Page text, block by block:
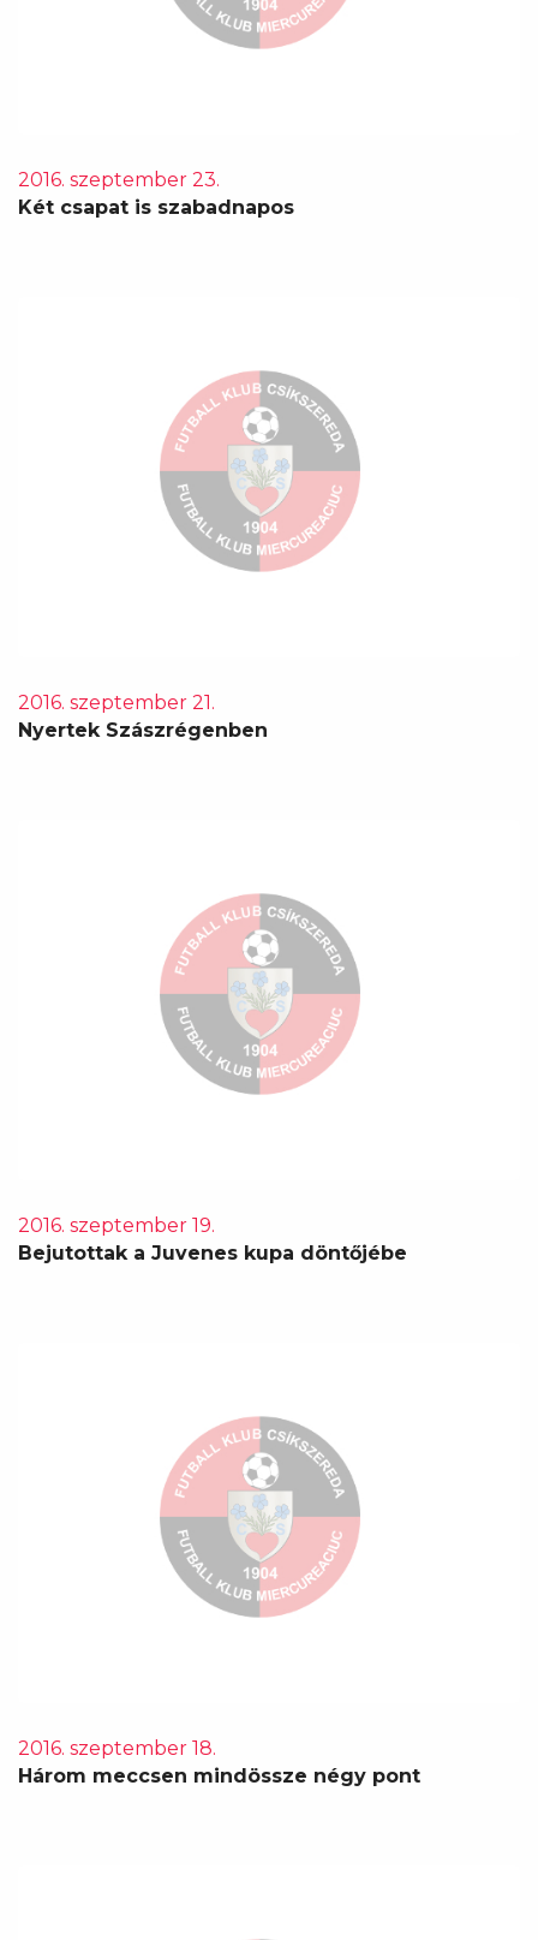
2016. szeptember 23.
Két csapat is szabadnapos
2016. szeptember 21.
Nyertek Szászrégenben
2016. szeptember 19.
Bejutottak a Juvenes kupa döntőjébe
2016. szeptember 18.
Három meccsen mindössze négy pont